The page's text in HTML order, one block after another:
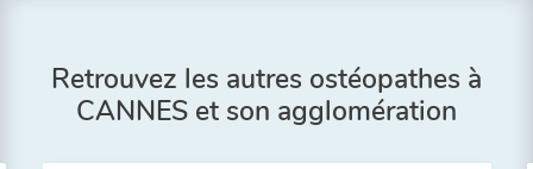
Retrouvez les autres ostéopathes à
CANNES et son agglomération